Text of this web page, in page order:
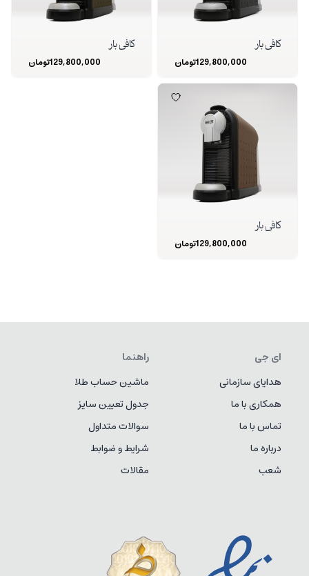
کافی بار
129,800,000تومان
کافی بار
129,800,000تومان
کافی بار
129,800,000تومان
ای جی
هدایای سازمانی
همکاری با ما
تماس با ما
درباره ما
شعب
راهنما
ماشین حساب طلا
جدول تعیین سایز
سوالات متداول
شرایط و ضوابط
مقالات